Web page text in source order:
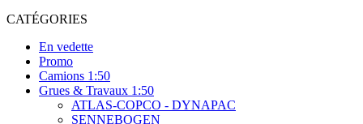
CATÉGORIES
En vedette
Promo
Camions 1:50
Grues & Travaux 1:50
ATLAS-COPCO - DYNAPAC
SENNEBOGEN